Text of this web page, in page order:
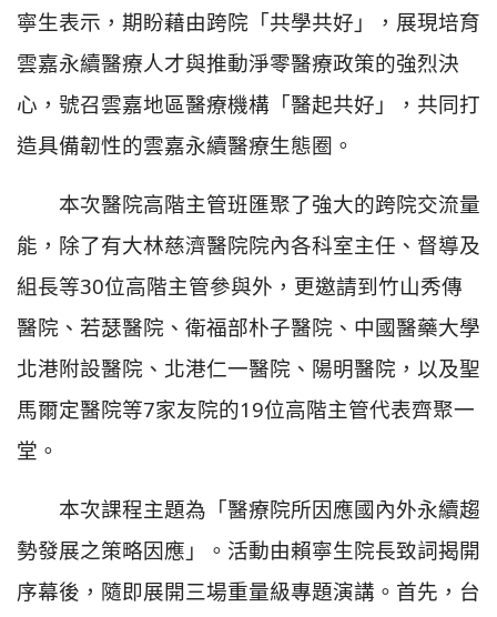
寧生表示，期盼藉由跨院「共學共好」，展現培育
雲嘉永續醫療人才與推動淨零醫療政策的強烈決
心，號召雲嘉地區醫療機構「醫起共好」，共同打
造具備韌性的雲嘉永續醫療生態圈。
本次醫院高階主管班匯聚了強大的跨院交流量
能，除了有大林慈濟醫院院內各科室主任、督導及
組長等30位高階主管參與外，更邀請到竹山秀傳
醫院、若瑟醫院、衛福部朴子醫院、中國醫藥大學
北港附設醫院、北港仁一醫院、陽明醫院，以及聖
馬爾定醫院等7家友院的19位高階主管代表齊聚一
堂。
本次課程主題為「醫療院所因應國內外永續趨
勢發展之策略因應」。活動由賴寧生院長致詞揭開
序幕後，隨即展開三場重量級專題演講。首先，台